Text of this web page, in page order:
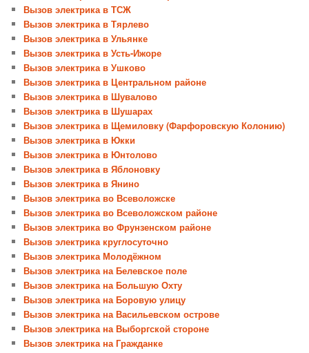
Вызов электрика в ТСЖ
Вызов электрика в Тярлево
Вызов электрика в Ульянке
Вызов электрика в Усть-Ижоре
Вызов электрика в Ушково
Вызов электрика в Центральном районе
Вызов электрика в Шувалово
Вызов электрика в Шушарах
Вызов электрика в Щемиловку (Фарфоровскую Колонию)
Вызов электрика в Юкки
Вызов электрика в Юнтолово
Вызов электрика в Яблоновку
Вызов электрика в Янино
Вызов электрика во Всеволожске
Вызов электрика во Всеволожском районе
Вызов электрика во Фрунзенском районе
Вызов электрика круглосуточно
Вызов электрика Молодёжном
Вызов электрика на Белевское поле
Вызов электрика на Большую Охту
Вызов электрика на Боровую улицу
Вызов электрика на Васильевском острове
Вызов электрика на Выборгской стороне
Вызов электрика на Гражданке